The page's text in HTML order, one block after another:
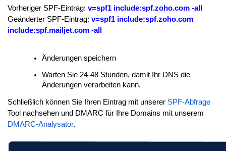
Vorheriger SPF-Eintrag: v=spf1 include:spf.zoho.com -all
Geänderter SPF-Eintrag: v=spf1 include:spf.zoho.com
include:spf.mailjet.com -all
Änderungen speichern
Warten Sie 24-48 Stunden, damit Ihr DNS die
Änderungen verarbeiten kann.
Schließlich können Sie Ihren Eintrag mit unserer SPF-Abfrage
Tool nachsehen und DMARC für Ihre Domains mit unserem
DMARC-Analysator.